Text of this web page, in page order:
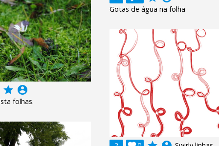
Gotas de água na folha
grade account_circle
folhas.